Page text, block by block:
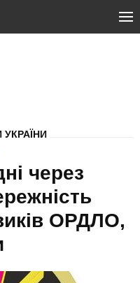
УКРАЇНИ
через
ОРДЛО,